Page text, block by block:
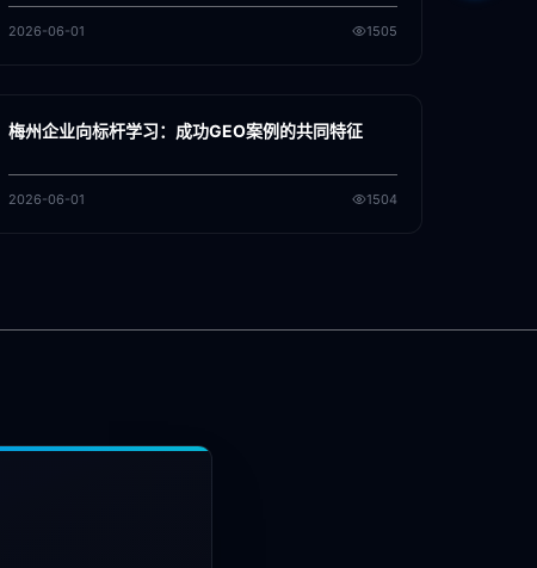
2026-06-01 1505
GEO
梅州企业向标杆学习：成功GEO案例的共同特征
2026-06-01 1504